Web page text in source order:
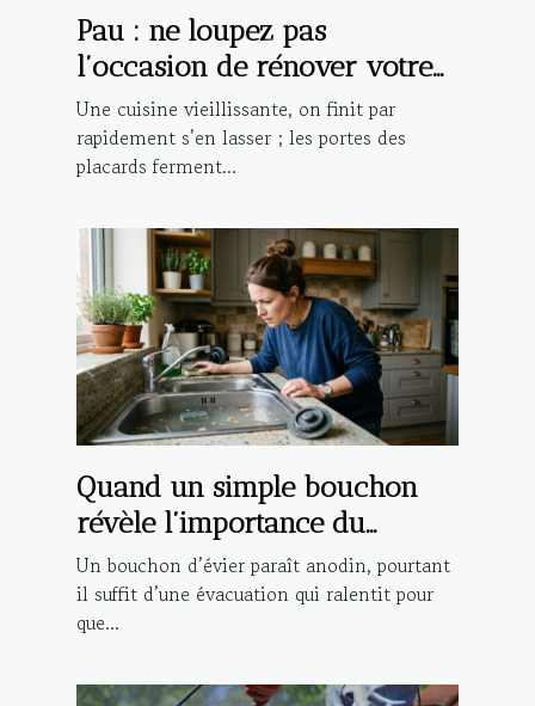
Pau : ne loupez pas
l’occasion de rénover votre
cuisine avec Cucine Lube !
Une cuisine vieillissante, on finit par
rapidement s’en lasser ; les portes des
placards ferment...
Quand un simple bouchon
révèle l’importance du
dépannage rapide
Un bouchon d’évier paraît anodin, pourtant
il suffit d’une évacuation qui ralentit pour
que...